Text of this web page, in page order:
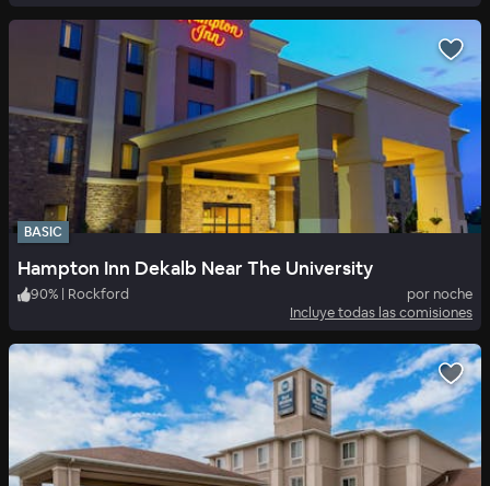
BASIC
Hampton Inn Dekalb Near The University
90% | Rockford
por noche
Incluye todas las comisiones